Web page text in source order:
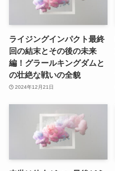
ライジングインパクト最終
回の結末とその後の未来
編！グラールキングダムと
の壮絶な戦いの全貌
2024年12月21日